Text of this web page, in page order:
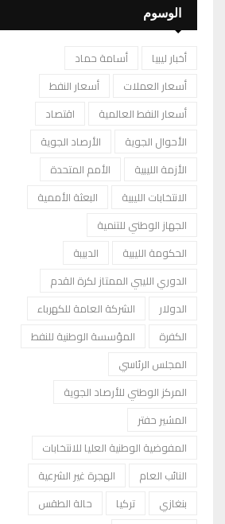
الوسوم
أخبار ليبيا
أسامة حماد
أسعار العملات
أسعار النفط
أسعار النفط العالمية
اقتصاد
الأحوال الجوية
الأرصاد الجوية
الأزمة الليبية
الأمم المتحدة
الانتخابات الليبية
البعثة الأممية
الجهاز الوطني للتنمية
الحكومة الليبية
الدبيبة
الدوري الليبي الممتاز لكرة القدم
الدولار
الشركة العامة للكهرباء
الكفرة
المؤسسة الوطنية للنفط
المجلس الرئاسي
المركز الوطني للأرصاد الجوية
المشير حفتر
المفوضية الوطنية العليا للانتخابات
النائب العام
الهجرة غير الشرعية
بنغازي
تركيا
حالة الطقس